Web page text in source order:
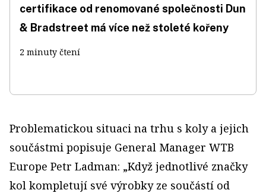
certifikace od renomované společnosti Dun
& Bradstreet má více než stoleté kořeny
2 minuty čtení
Problematickou situaci na trhu s koly a jejich
součástmi popisuje General Manager WTB
Europe Petr Ladman: „Když jednotlivé značky
kol kompletují své výrobky ze součástí od